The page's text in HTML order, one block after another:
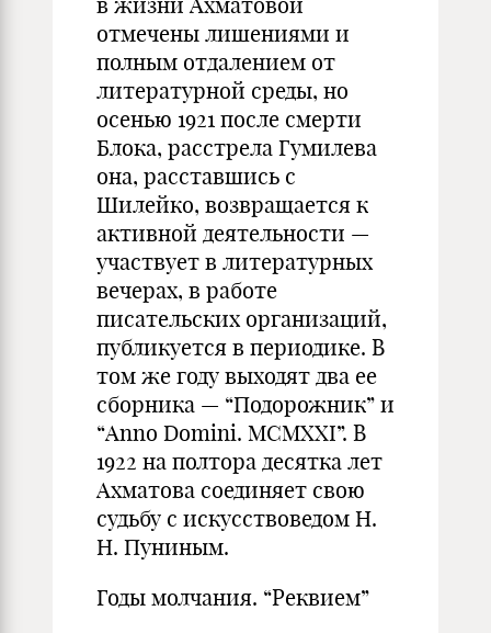
отмечены лишениями и
полным отдалением от
литературной среды, но
осенью 1921 после смерти
Блока, расстрела Гумилева
она, расставшись с
Шилейко, возвращается к
активной деятельности —
участвует в литературных
вечерах, в работе
писательских организаций,
публикуется в периодике. В
том же году выходят два ее
сборника — “Подорожник” и
“Anno Domini. MCMXXI”. В
1922 на полтора десятка лет
Ахматова соединяет свою
судьбу с искусствоведом Н.
Н. Пуниным.
Годы молчания. “Реквием”